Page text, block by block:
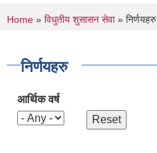
You are here
Home » विधुतीय शुसासन सेवा» निर्णयहरु
निर्णयहरु
आर्थिक वर्ष